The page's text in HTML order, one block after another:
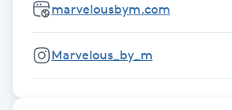
IR-massage
Japansk massage
marvelousbym.com
Marvelous_by_m